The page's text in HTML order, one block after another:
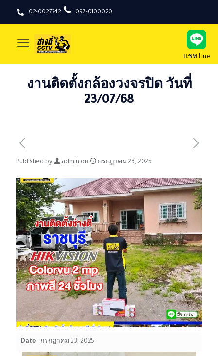
02-0027742 097-0100020
แชท Line
งานติดตั้งกล้องวงจรปิด วันที่
23/07/68
Published by admin on กรกฎาคม 23, 2025
Date กรกฎาคม 23, 2025